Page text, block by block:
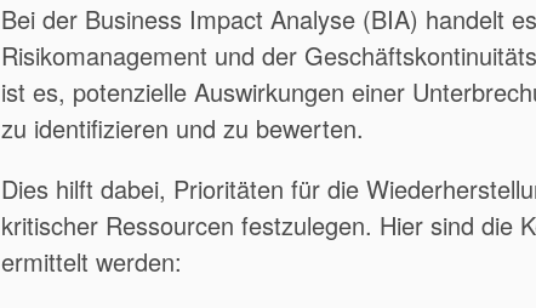
Bei der Business Impact Analyse (BIA) handelt
Risikomanagement und der
ist es, potenzielle Auswirkungen einer
zu identifizieren und zu bewerten.
Dies hilft dabei, Prioritäten für die
kritischer Ressourcen festzulegen. Hier sind die
ermittelt werden: